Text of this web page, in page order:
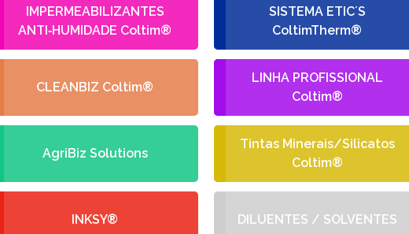
IMPERMEABILIZANTES
ANTI‑HUMIDADE Coltim®
CLEANBIZ Coltim®
AgriBiz Solutions
INKSY®
SISTEMA ETIC´S
ColtimTherm®
LINHA PROFISSIONAL
Coltim®
Tintas Minerais/Silicatos
Coltim®
DILUENTES / SOLVENTES